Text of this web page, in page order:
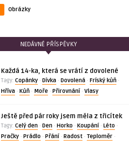
Obrázky
NEDÁVNÉ PŘÍSPĚVKY
Každá 14-ka, která se vrátí z dovolené
Tagy: Copánky · Dívka · Dovolená · Fríský kůň ·
Hříva · Kůň · Moře · Přirovnání· Vlasy
Ještě před pár roky jsem měla z třicítek
Tagy: Celý den · Den · Horko · Koupání· Léto ·
Pračky · Prádlo · Přání· Radost · Teploměr ·